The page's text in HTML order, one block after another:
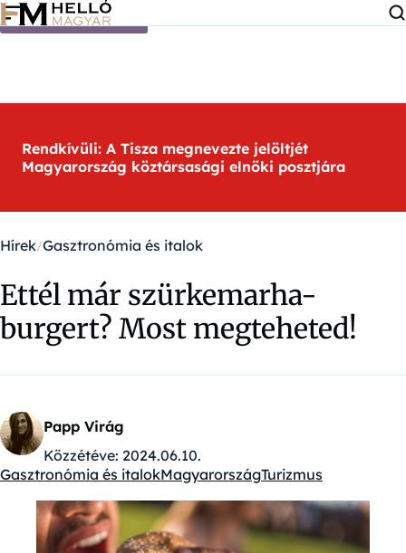
Ugrás a tartalomra
Rendkívüli: A Tisza megnevezte jelöltjét
Magyarország köztársasági elnöki posztjára
Hírek Gasztronómia és italok
Ettél már szürkemarha-
burgert? Most megteheted!
Papp Virág
Közzétéve: 2024.06.10.
Kategóriák:
Gasztronómia és italokMagyarországTurizmus